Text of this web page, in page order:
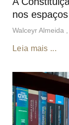
nos
Walceyr Almeida
Leia mais ...